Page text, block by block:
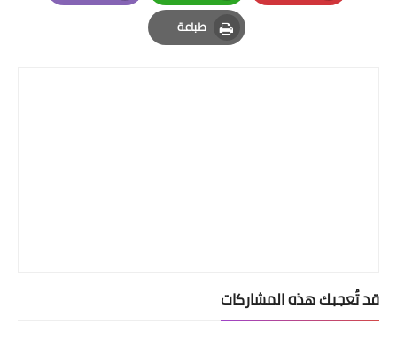
Pinterest
Whatsapp
Email
طباعة
Print
قد تُعجبك هذه المشاركات